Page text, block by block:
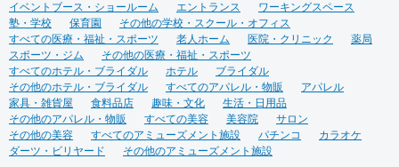
イベントブース・ショールーム
エントランス
ワーキングスペース
塾・学校
保育園
その他の学校・スクール・オフィス
すべての医療・福祉・スポーツ
老人ホーム 医院・クリニック
薬局
スポーツ・ジム
その他の医療・福祉・スポーツ
すべてのホテル・ブライダル
ホテル
ブライダル
その他のホテル・ブライダル
すべてのアパレル・物販
アパレル
家具・雑貨屋
食料品店 趣味・文化
生活・日用品
その他のアパレル・物販
すべての美容 美容院
サロン
その他の美容
すべてのアミューズメント施設 パチンコ
カラオケ
ダーツ・ビリヤード
その他のアミューズメント施設